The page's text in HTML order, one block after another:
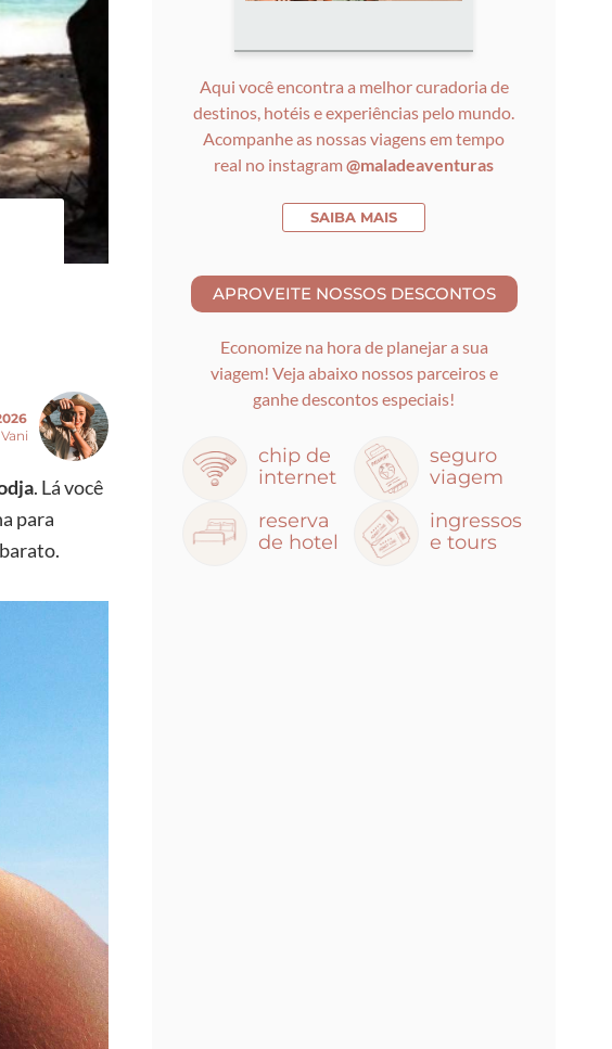
. Lá você
para
Aqui você encontra a melhor curadoria de
destinos, hotéis e experiências pelo mundo.
Acompanhe as nossas viagens em tempo
real no instagram@maladeaventuras
SAIBA MAIS
Economize na hora de planejar a sua
viagem! Veja abaixo nossos parceiros e
ganhe descontos especiais!
chip de
internet
seguro
viagem
reserva
de hotel
ingressos
e tours